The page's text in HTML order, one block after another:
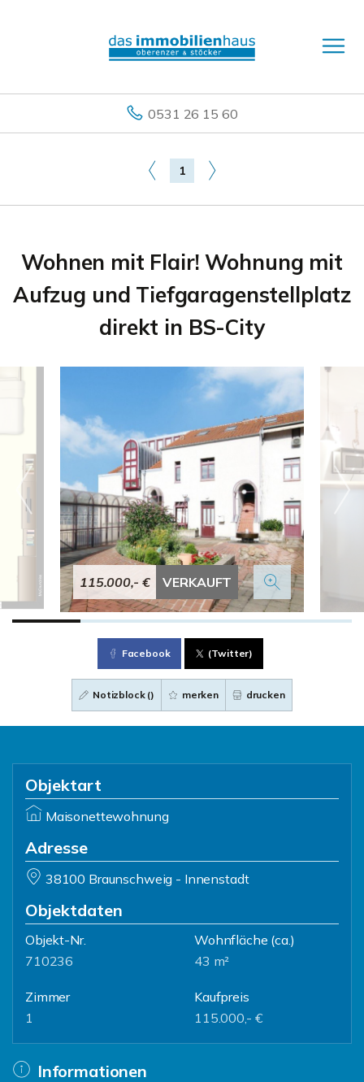
0531 26 15 60
1
Wohnen mit Flair! Wohnung mit
Aufzug und Tiefgaragenstellplatz
direkt in BS-City
115.000,- € VERKAUFT
Facebook (Twitter)
Notizblock () merken drucken
Objektart
Maisonettewohnung
Adresse
38100 Braunschweig - Innenstadt
Objektdaten
Objekt-Nr.
710236
Wohnfläche (ca.)
43 m²
Zimmer
1
Kaufpreis
115.000,- €
Informationen